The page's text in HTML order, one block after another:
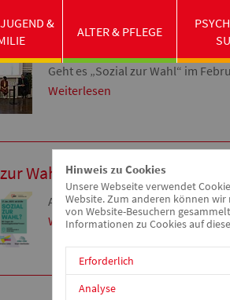
zu Gast
Geht es „Sozial zur Wahl“ im
Weiterlesen
Wahl? -
Am 23. Februar 2025 sind
Weiterlesen
&
ALTER & PFLEGE
Hinweis zu Cookies
Unsere Webseite verwendet
Website. Zum anderen können
von Website-Besuchern
Informationen zu Cookies auf
Erforderlich
Analyse